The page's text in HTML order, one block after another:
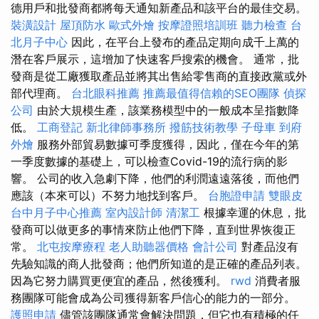
德用戶和批發商都將每天通知新產品和該平台的最佳交易。
裝潢設計 屋頂防水 歐式外燴 按摩證照培訓班 聽力檢查 台
北月子中心 因此，在平台上發布的產品定期向成千上萬的
潛在客戶展示，這增加了快速客戶搜索的機會。 通常，批
發商是從工廠獲取產品並將其出售給零售商的直接政黨或外
部代理商。 台北眼科推薦 推薦最值得信賴的SEO團隊 偵探
公司 由於大規模生產，該業務模型中的一般成本呈指數降
低。 工商登記 新北律師事務所 撥筋技術教學 子母車 到府
外燴 服務外部貿易數據可季度獲得，因此，僅在今年的第
一季度數據的基礎上，可以檢查Covid-19的流行病的影
響。 公司的收入急劇下降，他們的利潤遠遠落後，而他們
應該（本來可以）不努力地找到客戶。 台胞證申請 雙眼皮
台中月子中心推薦 室內設計師 清潔工 根據幸運的休息，批
發商可以做更多的事情來防止他們下降，直到世界恢復正
常。 北屯按摩療程 老人助聽器價格 會計公司 對產品沒有
先驗知識的商人批發商；他們所知道的是正確的產品列表。
因為它努力購買更便宜的產品，然後獲利。 rwd 消費者服
務團隊可能會成為公司獲得新客戶信心的能力的一部分。
護照申請 儘管該團隊通常會解決問題，但它也有積極的任